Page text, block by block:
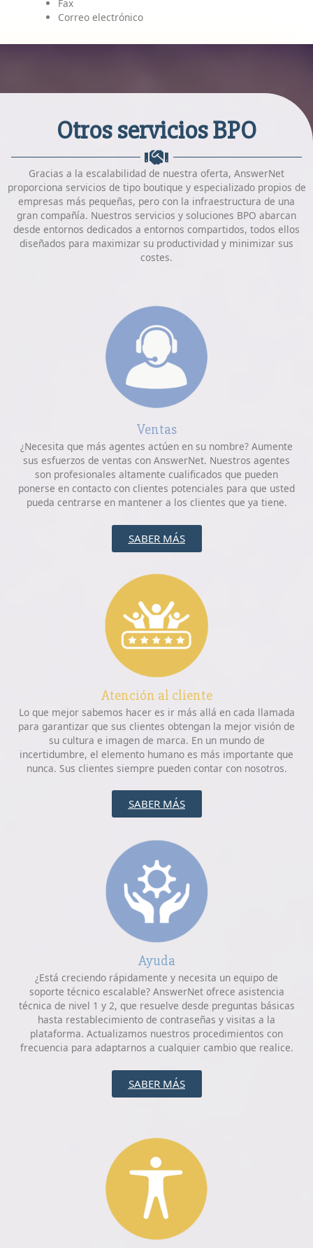
Fax
Correo electrónico
Otros servicios BPO
Gracias a la escalabilidad de nuestra oferta, AnswerNet
proporciona servicios de tipo boutique y especializado propios de
empresas más pequeñas, pero con la infraestructura de una
gran compañía. Nuestros servicios y soluciones BPO abarcan
desde entornos dedicados a entornos compartidos, todos ellos
diseñados para maximizar su productividad y minimizar sus
costes.
Ventas
¿Necesita que más agentes actúen en su nombre? Aumente
sus esfuerzos de ventas con AnswerNet. Nuestros agentes
son profesionales altamente cualificados que pueden
ponerse en contacto con clientes potenciales para que usted
pueda centrarse en mantener a los clientes que ya tiene.
SABER MÁS
Atención al cliente
Lo que mejor sabemos hacer es ir más allá en cada llamada
para garantizar que sus clientes obtengan la mejor visión de
su cultura e imagen de marca. En un mundo de
incertidumbre, el elemento humano es más importante que
nunca. Sus clientes siempre pueden contar con nosotros.
SABER MÁS
Ayuda
¿Está creciendo rápidamente y necesita un equipo de
soporte técnico escalable? AnswerNet ofrece asistencia
técnica de nivel 1 y 2, que resuelve desde preguntas básicas
hasta restablecimiento de contraseñas y visitas a la
plataforma. Actualizamos nuestros procedimientos con
frecuencia para adaptarnos a cualquier cambio que realice.
SABER MÁS